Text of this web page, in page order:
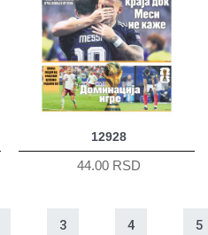
12928
44.00 RSD
3 4 5